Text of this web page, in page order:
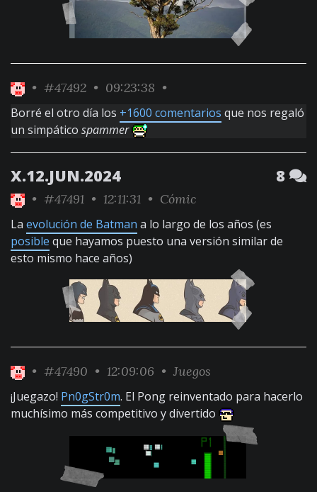
• #47492 • 09:23:38 •
Borré el otro día los +1600 comentarios que nos regaló
un simpático spammer
X.12.JUN.2024 8
• #47491 • 12:11:31 • Cómic
La evolución de Batman a lo largo de los años (es
posible que hayamos puesto una versión similar de
esto mismo hace años)
• #47490 • 12:09:06 • Juegos
¡Juegazo! Pn0gStr0m. El Pong reinventado para hacerlo
muchísimo más competitivo y divertido